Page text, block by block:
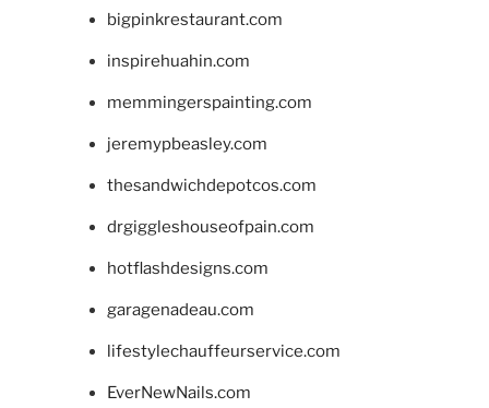
bigpinkrestaurant.com
inspirehuahin.com
memmingerspainting.com
jeremypbeasley.com
thesandwichdepotcos.com
drgiggleshouseofpain.com
hotflashdesigns.com
garagenadeau.com
lifestylechauffeurservice.com
EverNewNails.com